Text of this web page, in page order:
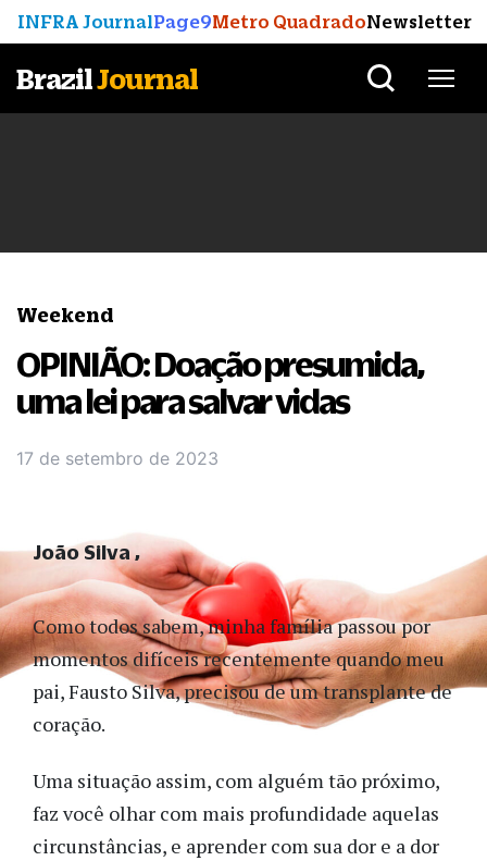
INFRA JournalPage9Metro QuadradoNewsletter
BrazilJournal
Weekend
OPINIÃO: Doação presumida,
uma lei para salvar vidas
17 de setembro de 2023
Como todos sabem, minha família passou por
momentos difíceis recentemente quando meu
pai, Fausto Silva, precisou de um transplante de
coração.
Uma situação assim, com alguém tão próximo,
faz você olhar com mais profundidade aquelas
circunstâncias, e aprender com sua dor e a dor
João Silva